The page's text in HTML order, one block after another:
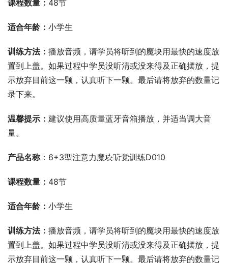
课程数量： 48节
适合年龄： 小学生
训练方法： 播放音频，请学员将听到的魔块用最快的速度放
置到上盖。如果过程中学员没听清或没来得及正确摆放，提
示放弃目前这一颗，认真听下一颗。最后请将放弃的数量记
录下来。
温馨提示： 建议使用高质量蓝牙音箱播放，并适当调大音
量。
产品名称：6+3型注意力魔块听觉训练D010
课程数量： 48节
适合年龄： 小学生
训练方法： 播放音频，请学员将听到的魔块用最快的速度放
置到上盖。如果过程中学员没听清或没来得及正确摆放，提
示放弃目前这一颗，认真听下一颗。最后请将放弃的数量记